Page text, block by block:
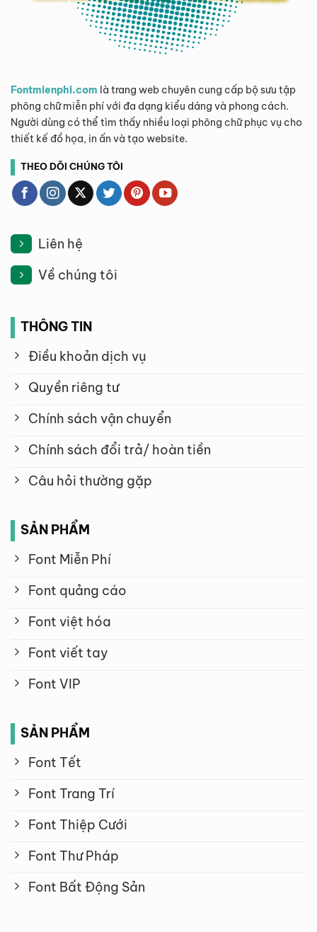
Fontmienphi.com là trang web chuyên cung cấp bộ sưu tập
phông chữ miễn phí với đa dạng kiểu dáng và phong cách.
Người dùng có thể tìm thấy nhiều loại phông chữ phục vụ cho
thiết kế đồ họa, in ấn và tạo website.
THEO DÕI CHÚNG TÔI
Liên hệ
Về chúng tôi
THÔNG TIN
Điều khoản dịch vụ
Quyền riêng tư
Chính sách vận chuyển
Chính sách đổi trả/ hoàn tiền
Câu hỏi thường gặp
SẢN PHẨM
Font Miễn Phí
Font quảng cáo
Font việt hóa
Font viết tay
Font VIP
SẢN PHẨM
Font Tết
Font Trang Trí
Font Thiệp Cưới
Font Thư Pháp
Font Bất Động Sản